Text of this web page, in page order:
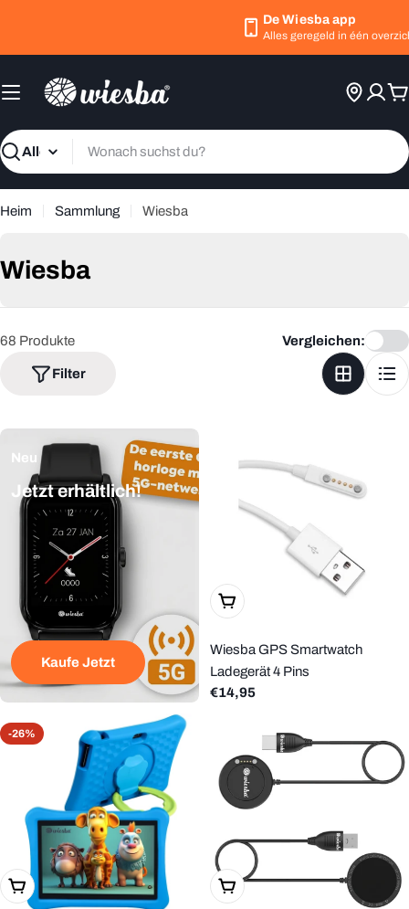
springen
De Wiesba app
Alles geregeld in één
Suchen
Heim Sammlung Wiesba
S
m
n
Wiesba
68 Produkte
Filter
Vergleichen:
Neu
Jetzt erhältlich!
Kaufe Jetzt
In Den Warenkorb Legen
Wiesba GPS Smartwatch
Ladegerät 4 Pins
Regulärer
€14,95
-26%
Wählen Sie Optionen In Den Warenkorb Legen